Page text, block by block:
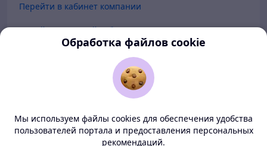
Перейти в кабинет компании
Перейти в личный кабинет
О нас
Обработка файлов cookie
Мы используем файлы cookies для обеспечения удобства
пользователей портала и предоставления персональных
рекомендаций.